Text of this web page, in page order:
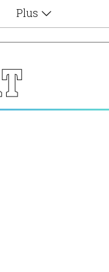
Plus
Αφιερώματα
Ζώδια